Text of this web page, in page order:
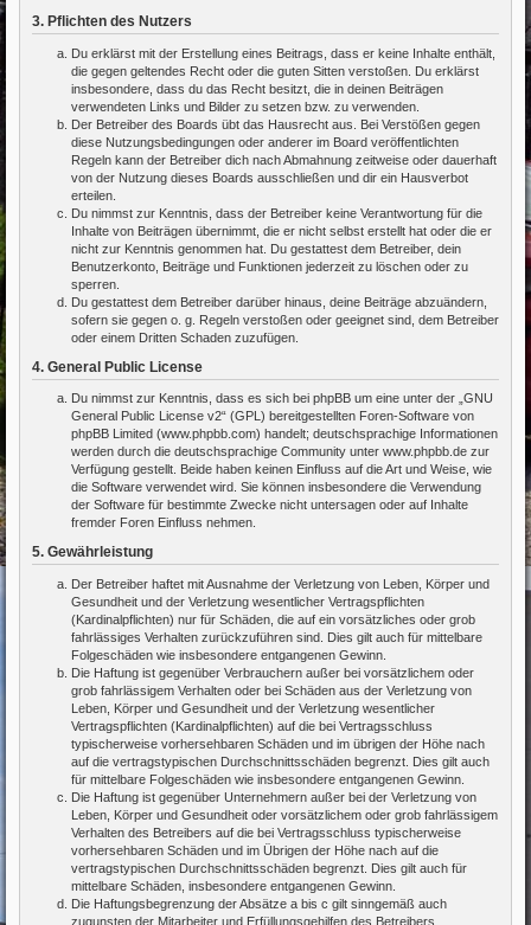
3. Pflichten des Nutzers
Du erklärst mit der Erstellung eines Beitrags, dass er keine Inhalte enthält,
die gegen geltendes Recht oder die guten Sitten verstoßen. Du erklärst
insbesondere, dass du das Recht besitzt, die in deinen Beiträgen
verwendeten Links und Bilder zu setzen bzw. zu verwenden.
Der Betreiber des Boards übt das Hausrecht aus. Bei Verstößen gegen
diese Nutzungsbedingungen oder anderer im Board veröffentlichten
Regeln kann der Betreiber dich nach Abmahnung zeitweise oder dauerhaft
von der Nutzung dieses Boards ausschließen und dir ein Hausverbot
erteilen.
Du nimmst zur Kenntnis, dass der Betreiber keine Verantwortung für die
Inhalte von Beiträgen übernimmt, die er nicht selbst erstellt hat oder die er
nicht zur Kenntnis genommen hat. Du gestattest dem Betreiber, dein
Benutzerkonto, Beiträge und Funktionen jederzeit zu löschen oder zu
sperren.
Du gestattest dem Betreiber darüber hinaus, deine Beiträge abzuändern,
sofern sie gegen o. g. Regeln verstoßen oder geeignet sind, dem Betreiber
oder einem Dritten Schaden zuzufügen.
4. General Public License
Du nimmst zur Kenntnis, dass es sich bei phpBB um eine unter der „ GNU
General Public License v2“ (GPL) bereitgestellten Foren-Software von
phpBB Limited (www.phpbb.com) handelt; deutschsprachige Informationen
werden durch die deutschsprachige Community unter www.phpbb.de zur
Verfügung gestellt. Beide haben keinen Einfluss auf die Art und Weise, wie
die Software verwendet wird. Sie können insbesondere die Verwendung
der Software für bestimmte Zwecke nicht untersagen oder auf Inhalte
fremder Foren Einfluss nehmen.
5. Gewährleistung
Der Betreiber haftet mit Ausnahme der Verletzung von Leben, Körper und
Gesundheit und der Verletzung wesentlicher Vertragspflichten
(Kardinalpflichten) nur für Schäden, die auf ein vorsätzliches oder grob
fahrlässiges Verhalten zurückzuführen sind. Dies gilt auch für mittelbare
Folgeschäden wie insbesondere entgangenen Gewinn.
Die Haftung ist gegenüber Verbrauchern außer bei vorsätzlichem oder
grob fahrlässigem Verhalten oder bei Schäden aus der Verletzung von
Leben, Körper und Gesundheit und der Verletzung wesentlicher
Vertragspflichten (Kardinalpflichten) auf die bei Vertragsschluss
typischerweise vorhersehbaren Schäden und im übrigen der Höhe nach
auf die vertragstypischen Durchschnittsschäden begrenzt. Dies gilt auch
für mittelbare Folgeschäden wie insbesondere entgangenen Gewinn.
Die Haftung ist gegenüber Unternehmern außer bei der Verletzung von
Leben, Körper und Gesundheit oder vorsätzlichem oder grob fahrlässigem
Verhalten des Betreibers auf die bei Vertragsschluss typischerweise
vorhersehbaren Schäden und im Übrigen der Höhe nach auf die
vertragstypischen Durchschnittsschäden begrenzt. Dies gilt auch für
mittelbare Schäden, insbesondere entgangenen Gewinn.
Die Haftungsbegrenzung der Absätze a bis c gilt sinngemäß auch
zugunsten der Mitarbeiter und Erfüllungsgehilfen des Betreibers.